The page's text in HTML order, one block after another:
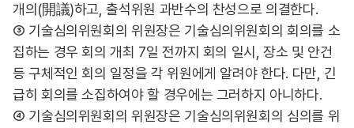
개의(開議)하고, 출석위원 과반수의 찬성으로 의결한다.
③ 기술심의위원회의 위원장은 기술심의위원회의 회의를 소
집하는 경우 회의 개최 7일 전까지 회의 일시, 장소 및 안건
등 구체적인 회의 일정을 각 위원에게 알려야 한다. 다만, 긴
급히 회의를 소집하여야 할 경우에는 그러하지 아니하다.
④ 기술심의위원회의 위원장은 기술심의위원회의 심의를 위